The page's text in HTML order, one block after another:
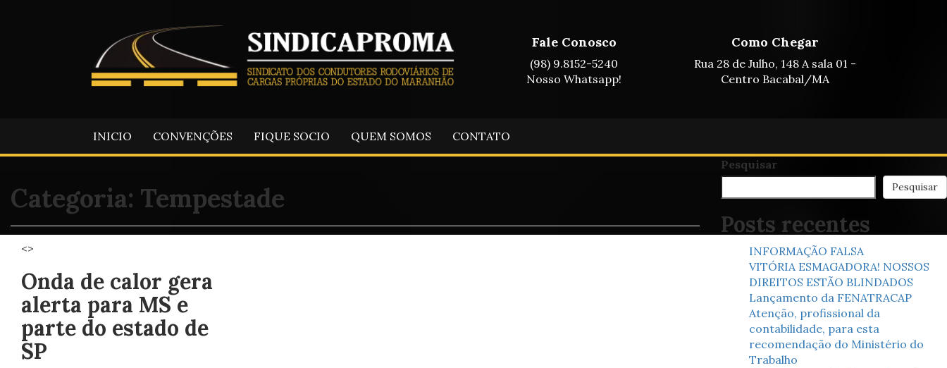
Fale Conosco
(98) 9.8152-5240
Nosso Whatsapp!
Como Chegar
Rua 28 de Julho, 148 A sala 01 -
Centro Bacabal/MA
INICIO CONVENÇÕES FIQUE SOCIO QUEM SOMOS CONTATO
Categoria: Tempestade
<>
Onda de calor gera
alerta para MS e
parte do estado de
SP
Pesquisar
Pesquisar
Posts recentes
INFORMAÇÃO FALSA
VITÓRIA ESMAGADORA! NOSSOS
DIREITOS ESTÃO BLINDADOS
Lançamento da FENATRACAP
Atenção, profissional da
contabilidade, para esta
recomendação do Ministério do
Trabalho